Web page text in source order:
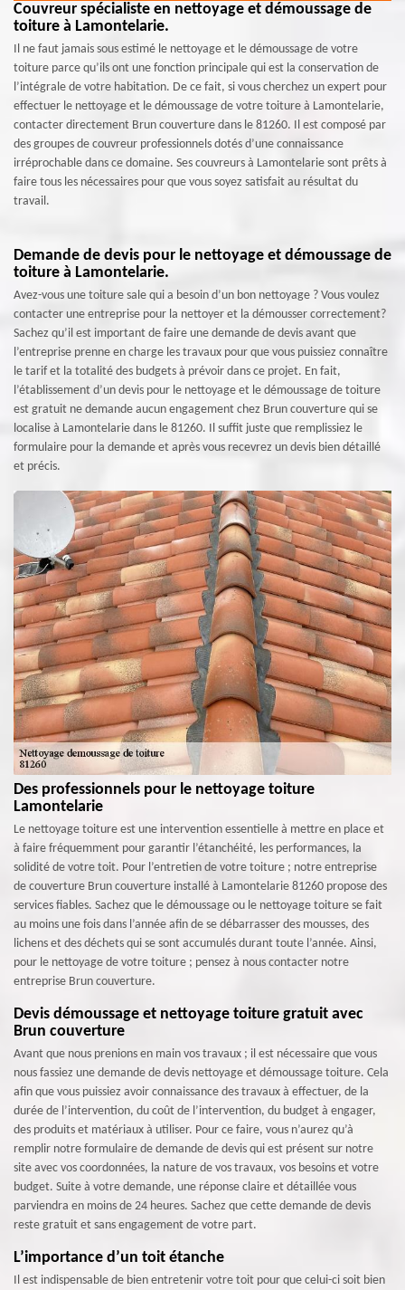
Couvreur spécialiste en nettoyage et démoussage de
toiture à Lamontelarie.
Il ne faut jamais sous estimé le nettoyage et le démoussage de votre
toiture parce qu’ils ont une fonction principale qui est la conservation de
l’intégrale de votre habitation. De ce fait, si vous cherchez un expert pour
effectuer le nettoyage et le démoussage de votre toiture à Lamontelarie,
contacter directement Brun couverture dans le 81260. Il est composé par
des groupes de couvreur professionnels dotés d’une connaissance
irréprochable dans ce domaine. Ses couvreurs à Lamontelarie sont prêts à
faire tous les nécessaires pour que vous soyez satisfait au résultat du
travail.
Demande de devis pour le nettoyage et démoussage de
toiture à Lamontelarie.
Avez-vous une toiture sale qui a besoin d’un bon nettoyage ? Vous voulez
contacter une entreprise pour la nettoyer et la démousser correctement?
Sachez qu’il est important de faire une demande de devis avant que
l’entreprise prenne en charge les travaux pour que vous puissiez connaître
le tarif et la totalité des budgets à prévoir dans ce projet. En fait,
l’établissement d’un devis pour le nettoyage et le démoussage de toiture
est gratuit ne demande aucun engagement chez Brun couverture qui se
localise à Lamontelarie dans le 81260. Il suffit juste que remplissiez le
formulaire pour la demande et après vous recevrez un devis bien détaillé
et précis.
Des professionnels pour le nettoyage toiture
Lamontelarie
Le nettoyage toiture est une intervention essentielle à mettre en place et
à faire fréquemment pour garantir l’étanchéité, les performances, la
solidité de votre toit. Pour l’entretien de votre toiture ; notre entreprise
de couverture Brun couverture installé à Lamontelarie 81260 propose des
services fiables. Sachez que le démoussage ou le nettoyage toiture se fait
au moins une fois dans l’année afin de se débarrasser des mousses, des
lichens et des déchets qui se sont accumulés durant toute l’année. Ainsi,
pour le nettoyage de votre toiture ; pensez à nous contacter notre
entreprise Brun couverture.
Devis démoussage et nettoyage toiture gratuit avec
Brun couverture
Avant que nous prenions en main vos travaux ; il est nécessaire que vous
nous fassiez une demande de devis nettoyage et démoussage toiture. Cela
afin que vous puissiez avoir connaissance des travaux à effectuer, de la
durée de l’intervention, du coût de l’intervention, du budget à engager,
des produits et matériaux à utiliser. Pour ce faire, vous n’aurez qu’à
remplir notre formulaire de demande de devis qui est présent sur notre
site avec vos coordonnées, la nature de vos travaux, vos besoins et votre
budget. Suite à votre demande, une réponse claire et détaillée vous
parviendra en moins de 24 heures. Sachez que cette demande de devis
reste gratuit et sans engagement de votre part.
L’importance d’un toit étanche
Il est indispensable de bien entretenir votre toit pour que celui-ci soit bien